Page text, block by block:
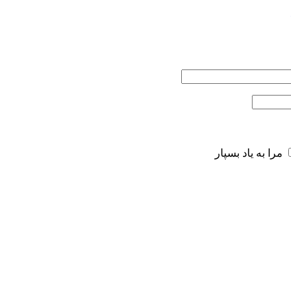
مرا به یاد بسپار